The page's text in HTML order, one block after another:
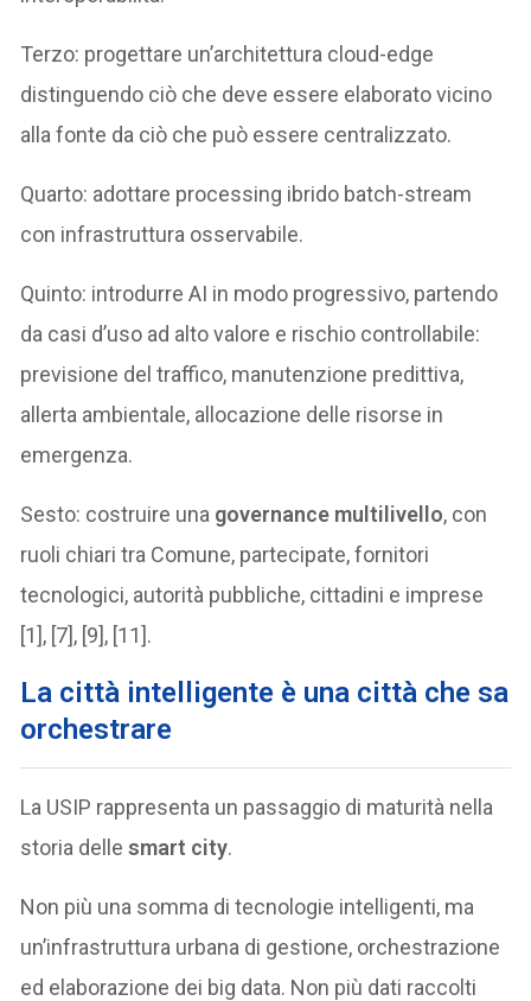
Terzo: progettare un’architettura cloud-edge
distinguendo ciò che deve essere elaborato vicino
alla fonte da ciò che può essere centralizzato.
Quarto: adottare processing ibrido batch-stream
con infrastruttura osservabile.
Quinto: introdurre AI in modo progressivo, partendo
da casi d’uso ad alto valore e rischio controllabile:
previsione del traffico, manutenzione predittiva,
allerta ambientale, allocazione delle risorse in
emergenza.
Sesto: costruire una governance multilivello, con
ruoli chiari tra Comune, partecipate, fornitori
tecnologici, autorità pubbliche, cittadini e imprese
[1], [7], [9], [11].
La città intelligente è una città che sa
orchestrare
La USIP rappresenta un passaggio di maturità nella
storia dellesmart city.
Non più una somma di tecnologie intelligenti, ma
un’infrastruttura urbana di gestione, orchestrazione
ed elaborazione dei big data. Non più dati raccolti